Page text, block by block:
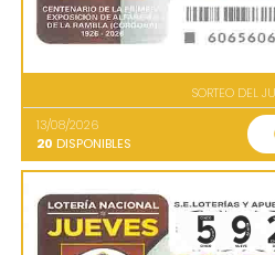
SORTEO DEL
13/08/2026
20 DISPONIBLES